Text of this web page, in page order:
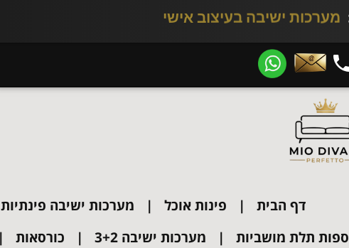
דף הבית פינות אוכל
מערכות ישיבה פינתיות
ספות תלת מושביות
מערכות ישיבה 3+2 כורסאות